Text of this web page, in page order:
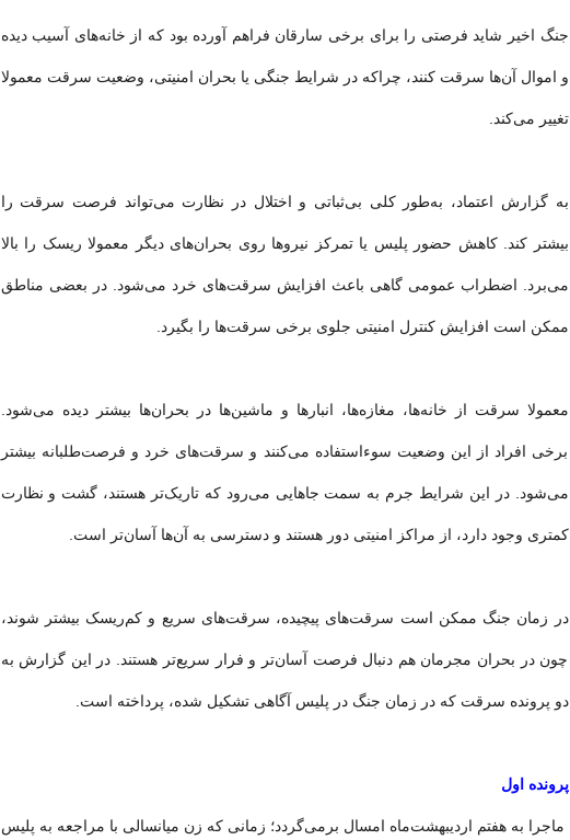
جنگ اخیر شاید فرصتی را برای برخی سارقان فراهم آورده بود که از خانه‌های آسیب دیده
و اموال آن‌ها سرقت کنند، چراکه در شرایط جنگی یا بحران امنیتی، وضعیت سرقت معمولا
تغییر می‌کند.
به گزارش اعتماد، به‌طور کلی بی‌ثباتی و اختلال در نظارت می‌تواند فرصت سرقت را
بیشتر کند. کاهش حضور پلیس یا تمرکز نیروها روی بحران‌های دیگر معمولا ریسک را بالا
می‌برد. اضطراب عمومی گاهی باعث افزایش سرقت‌های خرد می‌شود. در بعضی مناطق
ممکن است افزایش کنترل امنیتی جلوی برخی سرقت‌ها را بگیرد.
معمولا سرقت از خانه‌ها، مغازه‌ها، انبارها و ماشین‌ها در بحران‌ها بیشتر دیده می‌شود.
برخی افراد از این وضعیت سوءاستفاده می‌کنند و سرقت‌های خرد و فرصت‌طلبانه بیشتر
می‌شود. در این شرایط جرم به سمت جاهایی می‌رود که تاریک‌تر هستند، گشت و نظارت
کمتری وجود دارد، از مراکز امنیتی دور هستند و دسترسی به آن‌ها آسان‌تر است.
در زمان جنگ ممکن است سرقت‌های پیچیده، سرقت‌های سریع و کم‌ریسک بیشتر شوند،
چون در بحران مجرمان هم دنبال فرصت آسان‌تر و فرار سریع‌تر هستند. در این گزارش به
دو پرونده سرقت که در زمان جنگ در پلیس آگاهی تشکیل شده، پرداخته است.
پرونده اول
ماجرا به هفتم اردیبهشت‌ماه امسال برمی‌گردد؛ زمانی که زن میانسالی با مراجعه به پلیس